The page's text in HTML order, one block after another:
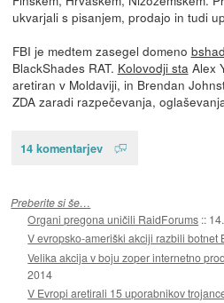
ukvarjali s pisanjem, prodajo in tudi
FBI je medtem zasegel domeno
BlackShades RAT. Kolovodji sta Alex
aretiran v Moldaviji, in Brendan
ZDA zaradi razpečevanja,
14 komentarjev
Preberite si še…
Organi pregona uničili RaidForums ::
V evropsko-ameriški akciji razbili botnet
Velika akcija v boju zoper internetno
2014
V Evropi aretirali 15 uporabnikov